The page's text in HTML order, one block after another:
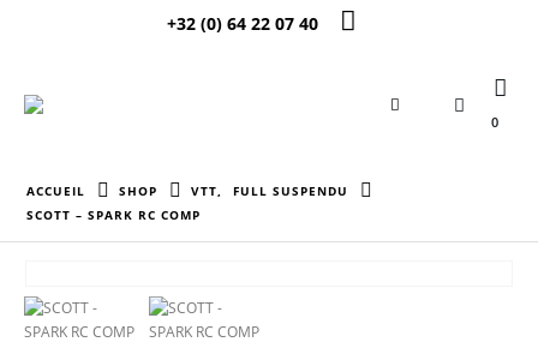
+32 (0) 64 22 07 40
0
ACCUEIL SHOP VTT
FULL SUSPENDU
SCOTT – SPARK RC COMP